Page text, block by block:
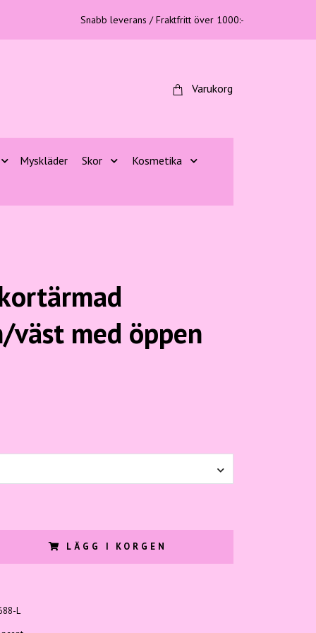
Snabb leverans / Fraktfritt över 1000:-
Varukorg
Myskläder Skor
Kosmetika
väst med öppen
LÄGG I KORGEN
L